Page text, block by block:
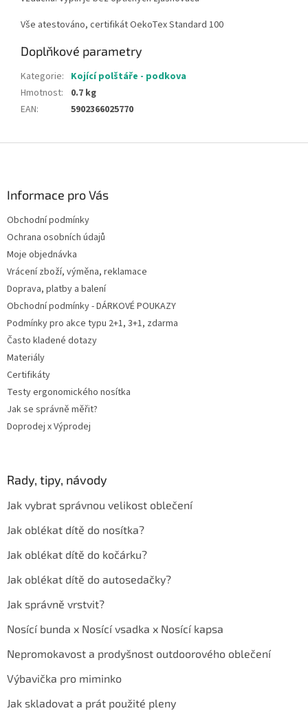
Vše atestováno, certifikát OekoTex Standard 100
Doplňkové parametry
Kategorie: Kojící polštáře - podkova
Hmotnost:
0.7 kg
EAN: 5902366025770
Informace pro Vás
Obchodní podmínky
Ochrana osobních údajů
Moje objednávka
Vrácení zboží, výměna, reklamace
Doprava, platby a balení
Obchodní podmínky - DÁRKOVÉ POUKAZY
Podmínky pro akce typu 2+1, 3+1, zdarma
Často kladené dotazy
Materiály
Certifikáty
Testy ergonomického nosítka
Jak se správně měřit?
Doprodej x Výprodej
Rady, tipy, návody
Jak vybrat správnou velikost oblečení
Jak oblékat dítě do nosítka?
Jak oblékat dítě do kočárku?
Jak oblékat dítě do autosedačky?
Jak správně vrstvit?
Nosící bunda x Nosící vsadka x Nosící kapsa
Nepromokavost a prodyšnost outdoorového oblečení
Výbavička pro miminko
Jak skladovat a prát použité pleny